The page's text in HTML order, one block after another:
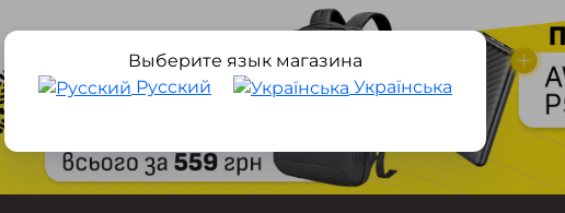
Выберите язык магазина
Русский
Українська